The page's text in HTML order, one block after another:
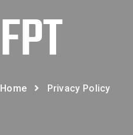
FPT
Home Privacy Policy